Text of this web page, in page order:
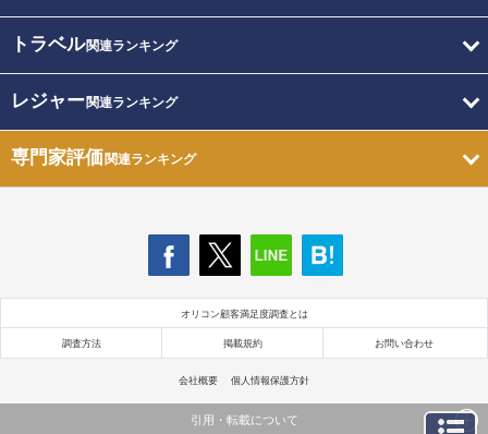
トラベル関連ランキング
レジャー関連ランキング
専門家評価関連ランキング
オリコン顧客満足度調査とは
調査方法 掲載規約 お問い合わせ
会社概要 個人情報保護方針
引用・転載について